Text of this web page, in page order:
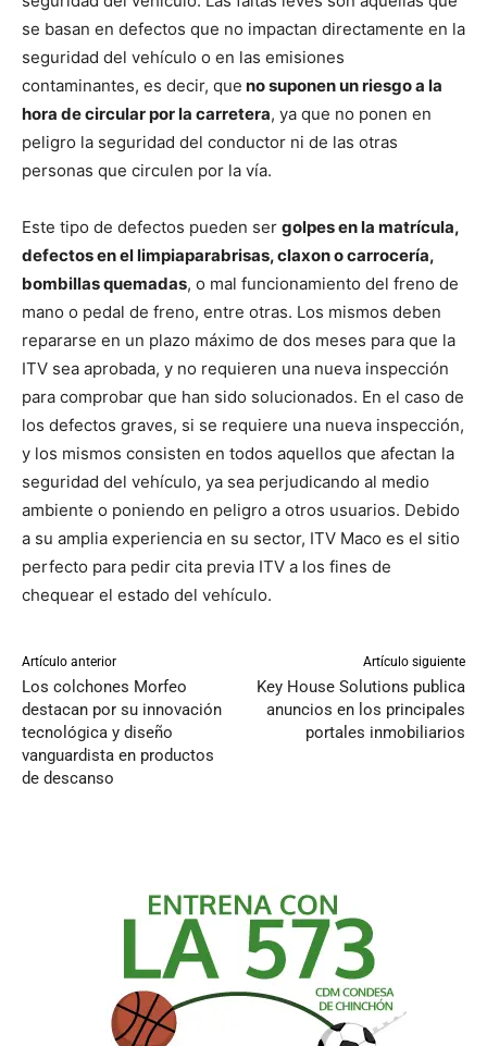
se basan en defectos que no impactan directamente en la
seguridad del vehículo o en las emisiones
contaminantes, es decir, que no suponen un riesgo a la
hora de circular por la carretera, ya que no ponen en
peligro la seguridad del conductor ni de las otras
personas que circulen por la vía.
Este tipo de defectos pueden ser golpes en la matrícula,
defectos en el limpiaparabrisas, claxon o carrocería,
bombillas quemadas, o mal funcionamiento del freno de
mano o pedal de freno, entre otras. Los mismos deben
repararse en un plazo máximo de dos meses para que la
ITV sea aprobada, y no requieren una nueva inspección
para comprobar que han sido solucionados. En el caso de
los defectos graves, si se requiere una nueva inspección,
y los mismos consisten en todos aquellos que afectan la
seguridad del vehículo, ya sea perjudicando al medio
ambiente o poniendo en peligro a otros usuarios. Debido
a su amplia experiencia en su sector, ITV Maco es el sitio
perfecto para pedir cita previa ITV a los fines de
chequear el estado del vehículo.
Artículo anterior
Los colchones Morfeo
destacan por su innovación
tecnológica y diseño
vanguardista en productos
de descanso
Artículo siguiente
Key House Solutions publica
anuncios en los principales
portales inmobiliarios